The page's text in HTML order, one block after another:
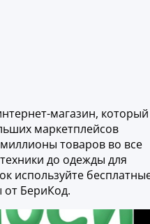
магазин, который
маркетплейсов
товаров во все
до одежды для
используйте
БериКод.